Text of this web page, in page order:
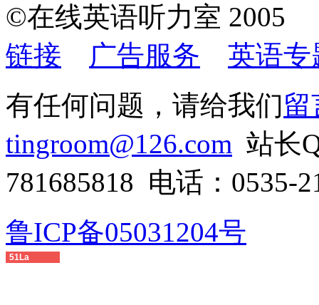
©在线英语听力室
链接
广告服务
英语专
有任何问题，请给我们留
tingroom@126.com 站长
781685818 电话：0535-
鲁ICP备05031204号
51La